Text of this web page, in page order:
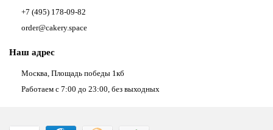
+7 (495) 178-09-82
order@cakery.space
Наш адрес
Москва, Площадь победы 1кб
Работаем с 7:00 до 23:00, без выходных